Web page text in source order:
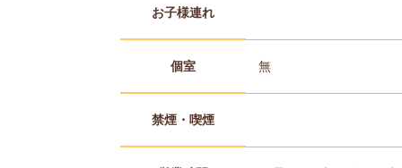
お子様連れ
個室 無
禁煙・喫煙